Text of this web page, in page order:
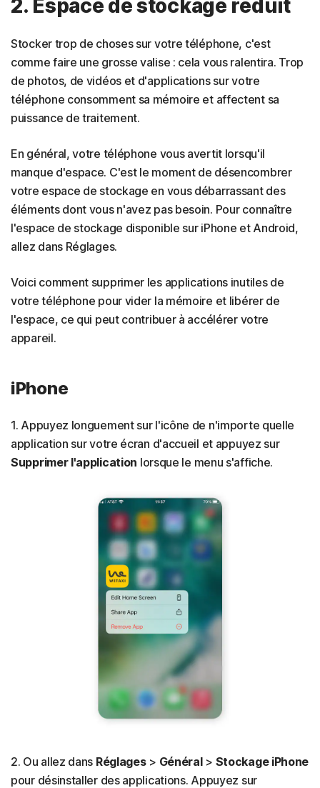
2. Espace de stockage réduit
Stocker trop de choses sur votre téléphone, c'est
comme faire une grosse valise : cela vous ralentira. Trop
de photos, de vidéos et d'applications sur votre
téléphone consomment sa mémoire et affectent sa
puissance de traitement.
En général, votre téléphone vous avertit lorsqu'il
manque d'espace. C'est le moment de désencombrer
votre espace de stockage en vous débarrassant des
éléments dont vous n'avez pas besoin. Pour connaître
l'espace de stockage disponible sur iPhone et Android,
allez dans Réglages.
Voici comment supprimer les applications inutiles de
votre téléphone pour vider la mémoire et libérer de
l'espace, ce qui peut contribuer à accélérer votre
appareil.
iPhone
1. Appuyez longuement sur l'icône de n'importe quelle
application sur votre écran d'accueil et appuyez sur
Supprimer l'application lorsque le menu s'affiche.
2. Ou allez dans Réglages> Général> Stockage iPhone
pour désinstaller des applications. Appuyez sur